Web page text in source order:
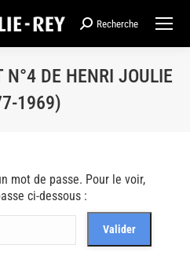
Recherche
Recherche
N°4 DE HENRI JOULIE
1969)
mot de passe. Pour le voir,
ci-dessous :